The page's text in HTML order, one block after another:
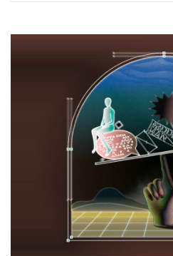
SHARE TWEET